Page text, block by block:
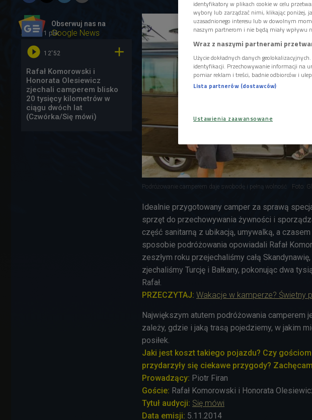
Obserwuj nas na
Google News
AUDIO 1 plik
 12'52 
Rafał Komorowski i
Honorata Olesiewicz
zjechali camperem blisko
20 tysięcy kilometrów w
ciągu dwóch lat
(Czwórka/Się mówi)
Podróżowanie camperem daje swobodę i pełną wolność Foto:
Idealnie przygotowany camper za sprawą
sprzęt do przechowywania żywności i
część sanitarną z ubikacją, umywalką, a
sposobie podróżowania opowiadali Rafał
zeszłym roku przejechaliśmy całą
zjechaliśmy Turcję i Bałkany, pokonując dwa
Rafał.
PRZECZYTAJ: Wakacje w kamperze? Świetny
Największym atutem podróżowania camperem
zależy, gdzie i jaką trasą pojedziemy, w jakim
posiłek.
Jaki jest koszt takiego pojazdu? Czy
przydarzyły się ciekawe przygody?
Prowadzący: Piotr Firan
Goście: Rafał Komorowski i Honorata
Tytuł audycji: Się mówi
Data emisji: 5.11.2014
identyfikatory w plikach cookie w celu
wybory lub zarządzać nimi, klikając poniżej,
uzasadnionego interesu lub w dowolnym
naszym partnerom i nie będą miały wpływu
Wraz z naszymi partnerami
Użycie dokładnych danych
identyfikacji. Przechowywanie informacji na
pomiar reklam i treści, badnie odbiorców i
Lista partnerów (dostawców)
Ustawienia zaawansowane